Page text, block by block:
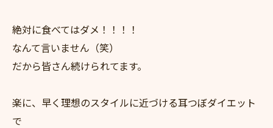
絶対に食べてはダメ！！！！
なんて言いません（笑）
だから皆さん続けられてます。
楽に、早く理想のスタイルに近づける耳つぼダイエット
で